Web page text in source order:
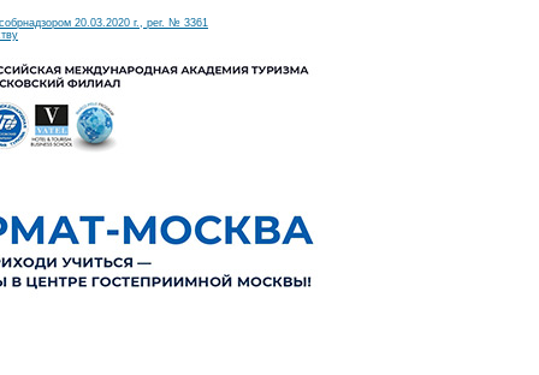
20.03.2020 г., рег. № 3361